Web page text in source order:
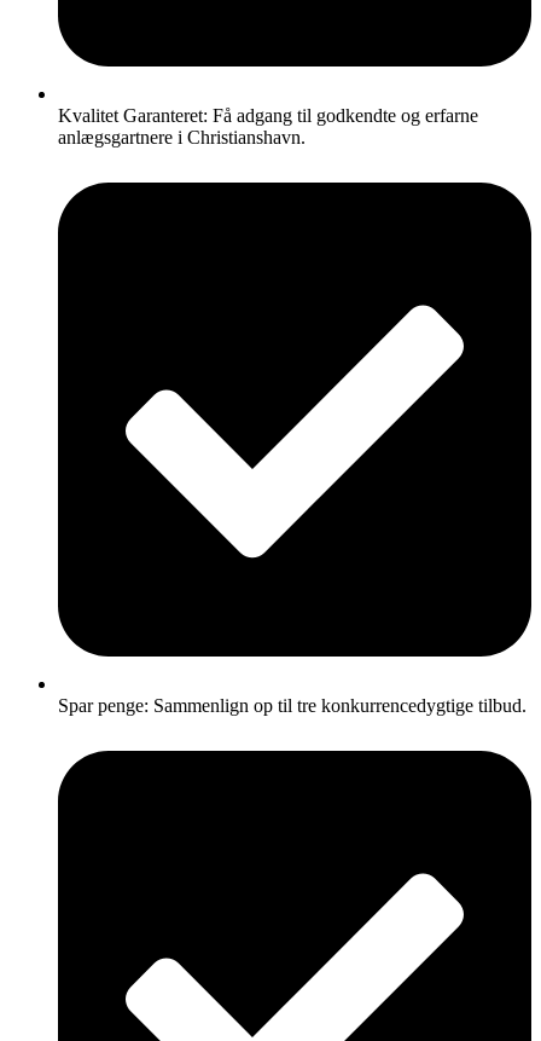
Kvalitet Garanteret: Få adgang til godkendte og erfarne
anlægsgartnere i Christianshavn.
Spar penge: Sammenlign op til tre konkurrencedygtige tilbud.